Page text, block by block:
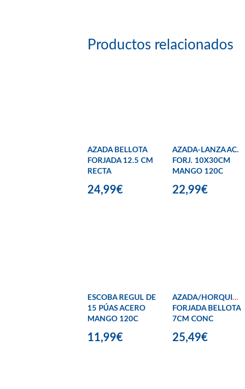
Productos relacionados
AZADA BELLOTA
FORJADA 12.5 CM
RECTA
24,99€
AZADA-LANZA AC.
FORJ. 10X30CM
MANGO 120C
22,99€
ESCOBA REGUL DE
15 PÚAS ACERO
MANGO 120C
11,99€
AZADA/HORQUILLA
FORJADA BELLOTA
7CM CONC
25,49€